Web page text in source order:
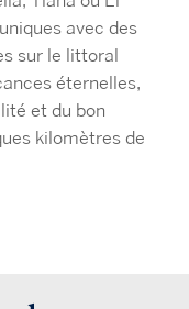
avec des
sur le littoral
éternelles,
et du bon
kilomètres de